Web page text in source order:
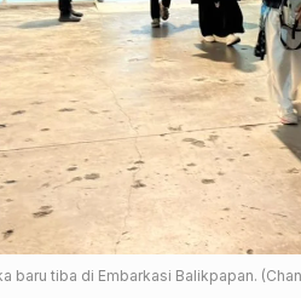
baru tiba di Embarkasi Balikpapan.